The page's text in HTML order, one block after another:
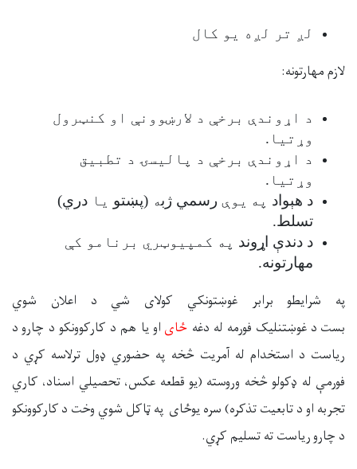
لږ تر لږه یو کال
لازم مهارتونه:
د اړوندې برخې د لارښوونې او کنټرول
وړتیا.
د اړوندې برخې د پالیسۍ د تطبیق
وړتیا .
د هېواد په یوې رسمي ژبه (پښتو یا دري)
تسلط.
د دندې اړوند په کمپیوټري برنامو کې
مهارتونه.
په شرایطو برابر غوښتونکي کولای شي د اعلان شوي
بست د غوښتنلیک فورمه له دغه ځای او یا هم د کارکوونکو د چارود
ریاست د استخدام لهآمریت څخه په حضوري ډول ترلاسه کړي د
فورمې له ډکولو څخه وروسته (یو قطعه عکس،تحصیلي اسناد، کاري
تجربه او د تابعیت تذکره)سرهیوځای په ټاکل شوي وخت دکارکوونکو
د چاروریاست ته تسلیم کړي.